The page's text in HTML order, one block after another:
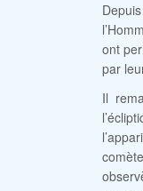
ont
par
Il